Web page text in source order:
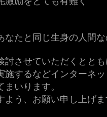
なたと同じ生身の人間
討させていただくとと
施するなどインターネ
いります。
よう、お願い申し上げ